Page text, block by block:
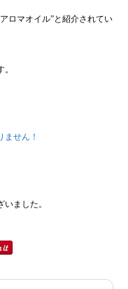
ロマオイル”と紹介されてい
ません！
ました。